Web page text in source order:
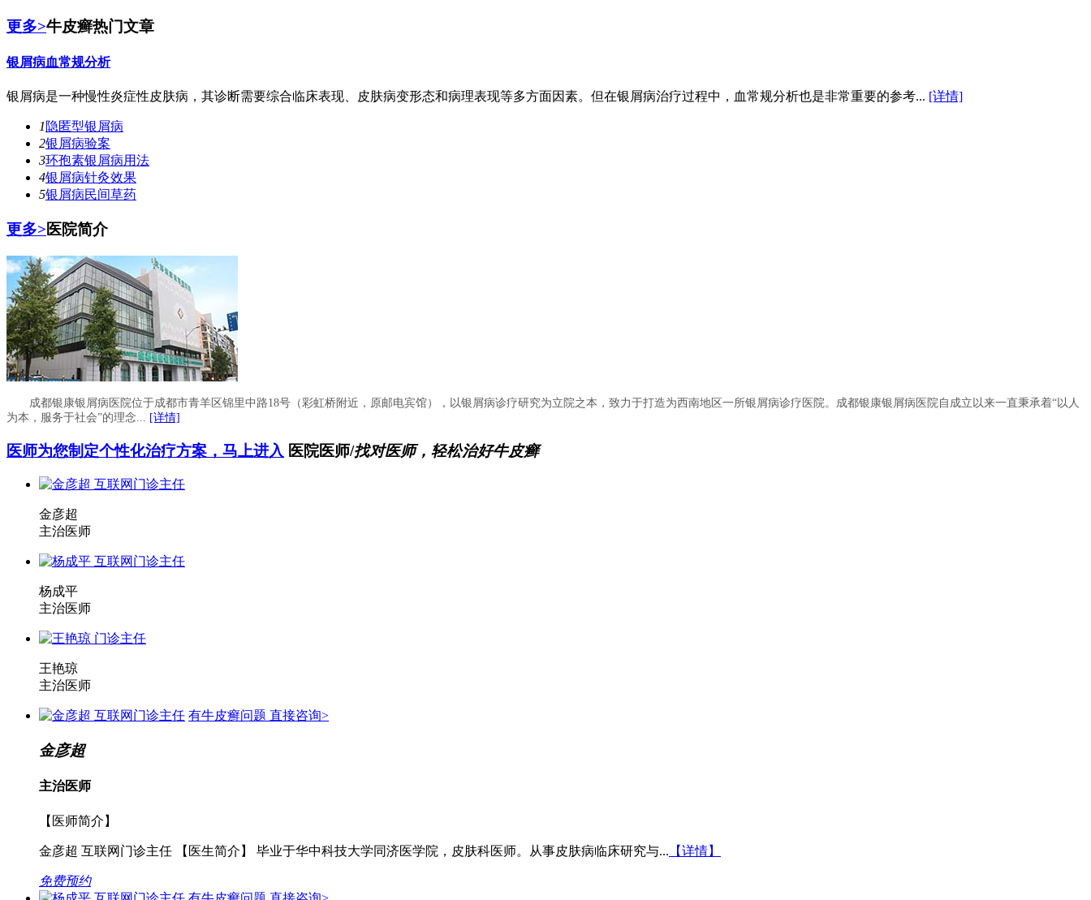
更多>牛皮癣热门文章
银屑病血常规分析
银屑病是一种慢性炎症性皮肤病，其诊断需要综合临床表现、皮肤病变形态和病理表现等多方面因素。但在银屑病治疗过程中，血常规分析也是非常重要的参考... [详情]
1隐匿型银屑病
2银屑病验案
3环孢素银屑病用法
4银屑病针灸效果
5银屑病民间草药
更多>医院简介
成都银康银屑病医院位于成都市青羊区锦里中路18号（彩虹桥附近，原邮电宾馆），以银屑病诊疗研究为立院之本，致力于打造为西南地区一所银屑病诊疗医院。成都银康银屑病医院自成立以来一直秉承着“以人
为本，服务于社会”的理念...
[详情]
医师为您制定个性化治疗方案，马上进入 医院医师/找对医师，轻松治好牛皮癣
金彦超
主治医师
杨成平
主治医师
王艳琼
主治医师
有牛皮癣问题 直接咨询>
金彦超
主治医师
【医师简介】
金彦超 互联网门诊主任 【医生简介】 毕业于华中科技大学同济医学院，皮肤科医师。从事皮肤病临床研究与... 【详情】
免费预约